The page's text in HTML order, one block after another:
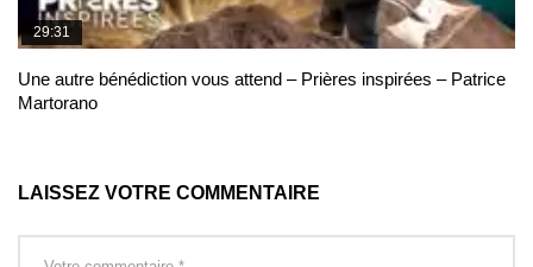
29:31
Une autre bénédiction vous attend – Prières inspirées – Patrice
Martorano
LAISSEZ VOTRE COMMENTAIRE